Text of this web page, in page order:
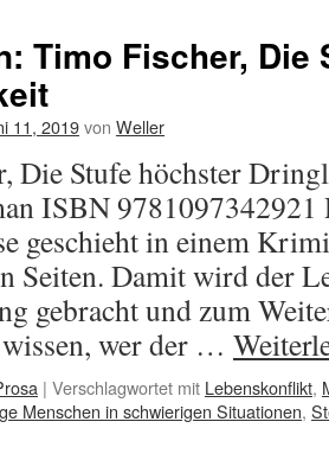
seinen
Reiz.
–
Timo Fischer, Die
11, 2019von Weller
Die Stufe höchster
ISBN 9781097342921
geschieht in einem
Seiten. Damit wird der
gebracht und zum
wer der …
| Verschlagwortet mit Lebenskonflikt,
Menschen in schwierigen Situationen,